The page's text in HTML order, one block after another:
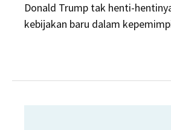
Donald Trump tak henti-
kebijakan baru dalam